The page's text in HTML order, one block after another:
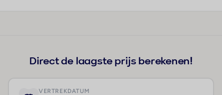
Direct de laagste prijs berekenen!
VERTREKDATUM